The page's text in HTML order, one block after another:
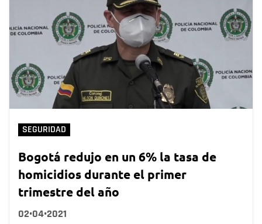
SEGURIDAD
Bogotá redujo en un 6% la tasa de
homicidios durante el primer
trimestre del año
02•04•2021